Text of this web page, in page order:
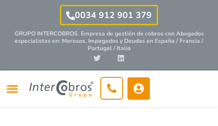
0034 912 901 379
GRUPO INTERCOBROS. Empresa de gestión de cobros conAbogados
especialistasen: Morosos, Impagados y Deudas en España / Francia /
Portugal / Italia